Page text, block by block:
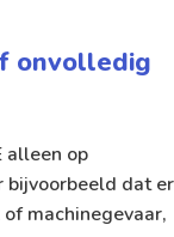
onvolledig
alleen op
bijvoorbeeld dat er
machinegevaar,